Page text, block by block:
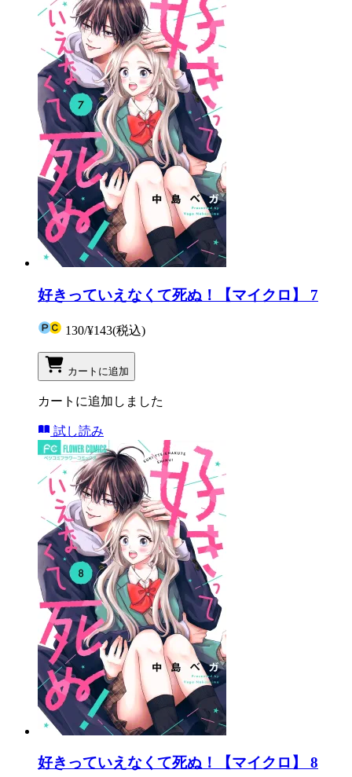
好きっていえなくて死ぬ！【マイクロ】 7
130/¥143(税込)
カートに追加
カートに追加しました
試し読み
好きっていえなくて死ぬ！【マイクロ】 8